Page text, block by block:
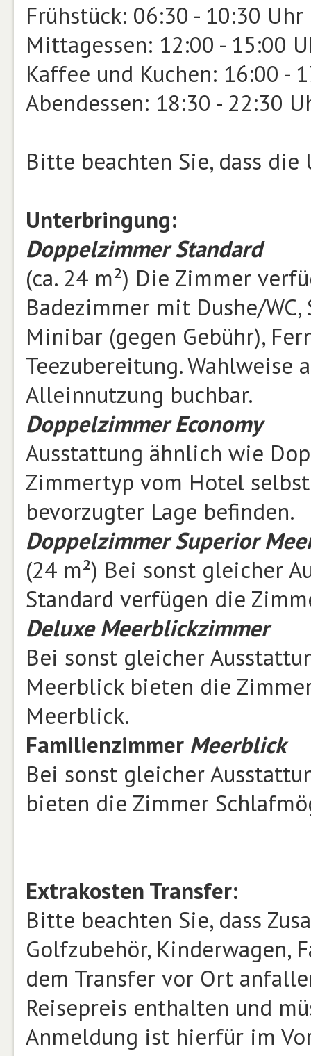
Frühstück: 06:30 - 10:30 Uhr
Mittagessen: 12:00 - 15:00
Kaffee und Kuchen: 16:00 -
Abendessen: 18:30 - 22:30
Bitte beachten Sie, dass
Unterbringung:
Doppelzimmer Standard
(ca. 24 m²) Die Zimmer
Badezimmer mit Dushe/
Minibar (gegen Gebühr),
Teezubereitung.
Alleinnutzung buchbar.
Doppelzimmer Economy
Ausstattung ähnlich wie
Zimmertyp vom Hotel
bevorzugter Lage befinden.
Doppelzimmer Superior
(24 m²) Bei sonst gleicher
Standard verfügen die
DeluxeMeerblickzimmer
Bei sonst gleicher
Meerblick bieten die
Meerblick.
Familienzimmer Meerblick
Bei sonst gleicher
bieten die Zimmer
Extrakosten Transfer:
Bitte beachten Sie, dass
Golfzubehör, Kinderwagen,
dem Transfer vor Ort
Reisepreis enthalten und
Anmeldung ist hierfür im